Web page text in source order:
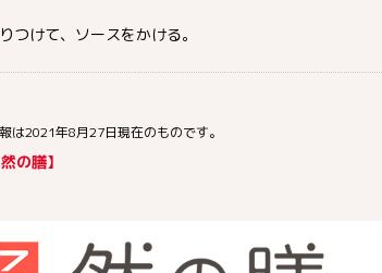
つけて、ソースをかける。
は2021年8月27日現在のものです。
の膳】